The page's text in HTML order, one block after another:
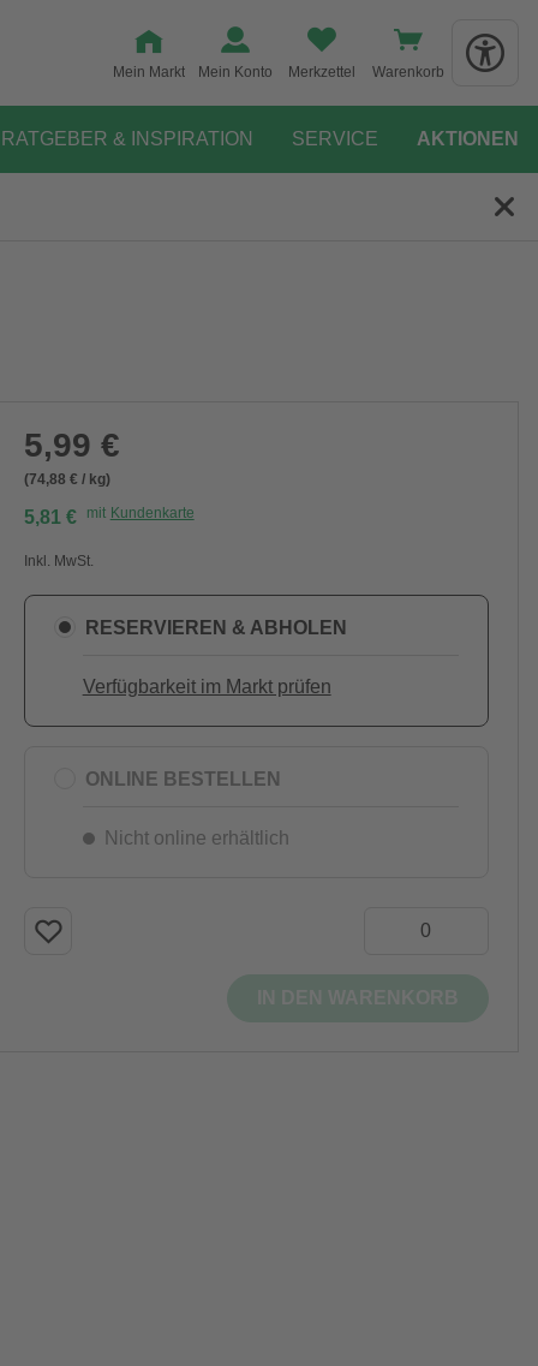
Mein Markt Mein Konto Merkzettel Warenkorb
RATGEBER & INSPIRATION SERVICE AKTIONEN
5,99 €
(74,88 € / kg)
5,81 € mit Kundenkarte
Inkl. MwSt.
RESERVIEREN & ABHOLEN
Verfügbarkeit im Markt prüfen
ONLINE BESTELLEN
Nicht online erhältlich